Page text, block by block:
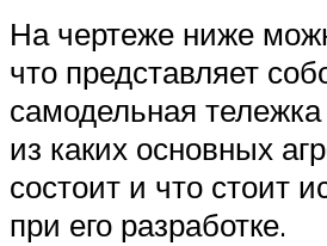
На чертеже ниже
что представляет
самодельная
из каких основных
состоит и что стоит
при его разработке.